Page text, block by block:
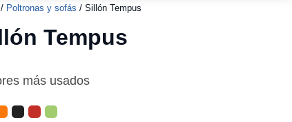
/ Poltronas y sofás / Sillón Tempus
Tempus
más usados
la cotización